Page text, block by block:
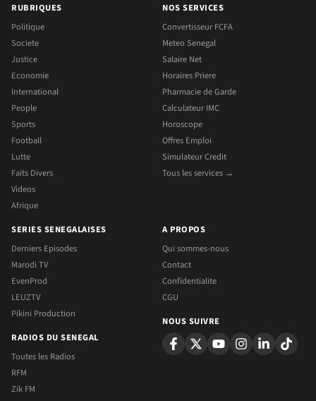
RUBRIQUES
Politique
Societe
Justice
Economie
International
People
Sports
Football
Lutte
Faits Divers
Videos
Afrique
NOS SERVICES
Convertisseur FCFA
Meteo Senegal
Salaire Net
Horaires Priere
Pharmacie de Garde
Calculateur IMC
Horoscope
Offres Emploi
Simulateur Credit
Tous les services →
SERIES SENEGALAISES
Derniers Episodes
Marodi TV
EvenProd
LEUZTV
Pikini Production
RADIOS DU SENEGAL
Toutes les Radios
RFM
Zik FM
A PROPOS
Qui sommes-nous
Contact
Confidentialite
CGU
NOUS SUIVRE